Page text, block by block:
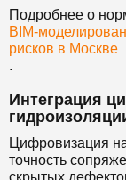
Подробнее о
BIM-
рисков в Москве
.
Интеграция
Цифровизация
точность
скрытых